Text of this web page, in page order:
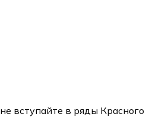
вступайте в ряды Красного